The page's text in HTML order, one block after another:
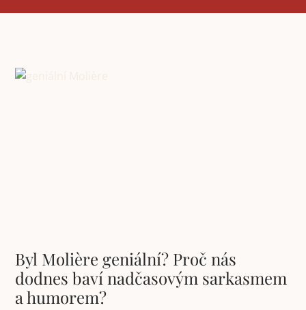
Byl Molière geniální? Proč nás
dodnes baví nadčasovým sarkasmem
a humorem?